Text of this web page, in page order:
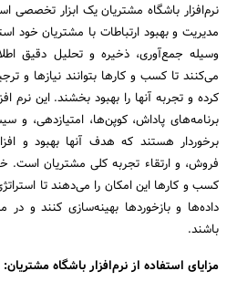
جستجو
نرم‌افزار باشگاه مشتریان یک ابزار
مدیریت و بهبود ارتباطات با مشتریان خود
وسیله جمع‌آوری، ذخیره و تحلیل دقیق
می‌کنند تا کسب و کارها بتوانند نیازها و
کرده و تجربه آنها را بهبود بخشند. این نرم
برنامه‌های پاداش، کوپن‌ها، امتیازدهی، و
برخوردار هستند که هدف آنها بهبود و
فروش، و ارتقاء تجربه کلی مشتریان است.
کسب و کارها این امکان را می‌دهند تا
داده‌ها و بازخوردها بهینه‌سازی کنند و
باشند.
مزایای استفاده از نرم‌افزار باشگاه مشتریان: